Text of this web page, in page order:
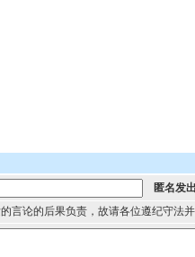
匿名发
言论的后果负责，故请各位遵纪守法并